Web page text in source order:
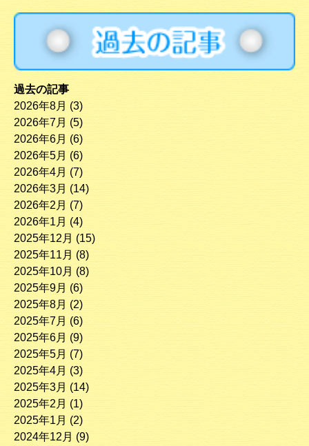
過去の記事
2026年8月 (3)
2026年7月 (5)
2026年6月 (6)
2026年5月 (6)
2026年4月 (7)
2026年3月 (14)
2026年2月 (7)
2026年1月 (4)
2025年12月 (15)
2025年11月 (8)
2025年10月 (8)
2025年9月 (6)
2025年8月 (2)
2025年7月 (6)
2025年6月 (9)
2025年5月 (7)
2025年4月 (3)
2025年3月 (14)
2025年2月 (1)
2025年1月 (2)
2024年12月 (9)